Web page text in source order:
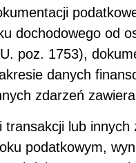
dochodowego od
poz. 1753),
danych
zdarzeń
transakcji lub innych
podatkowym,